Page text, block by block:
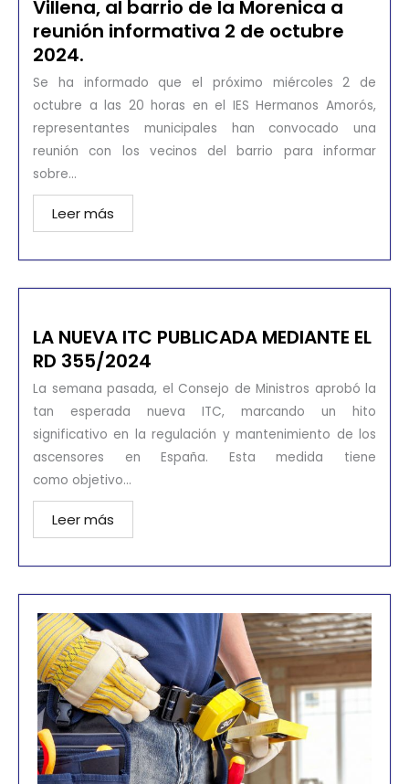
Villena, al barrio de la Morenica a
reunión informativa 2 de octubre
2024.
Se ha informado que el próximo miércoles 2 de
octubre a las 20 horas en el IES Hermanos Amorós,
representantes municipales han convocado una
reunión con los vecinos del barrio para informar
sobre...
Leer más
LA NUEVA ITC PUBLICADA MEDIANTE EL
RD 355/2024
La semana pasada, el Consejo de Ministros aprobó la
tan esperada nueva ITC, marcando un hito
significativo en la regulación y mantenimiento de los
ascensores en España. Esta medida tiene
como objetivo...
Leer más